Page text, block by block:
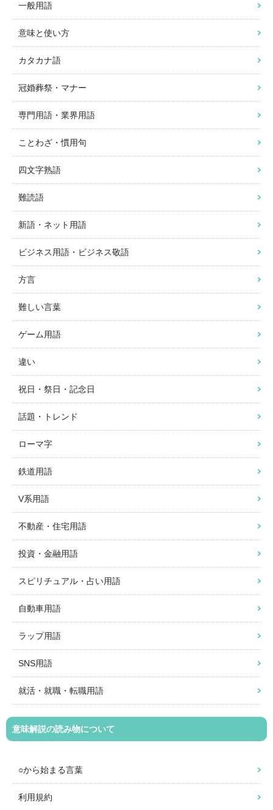
一般用語
意味と使い方
カタカナ語
冠婚葬祭・マナー
専門用語・業界用語
ことわざ・慣用句
四文字熟語
難読語
新語・ネット用語
ビジネス用語・ビジネス敬語
方言
難しい言葉
ゲーム用語
違い
祝日・祭日・記念日
話題・トレンド
ローマ字
鉄道用語
V系用語
不動産・住宅用語
投資・金融用語
スピリチュアル・占い用語
自動車用語
ラップ用語
SNS用語
就活・就職・転職用語
意味解説の読み物について
○から始まる言葉
利用規約